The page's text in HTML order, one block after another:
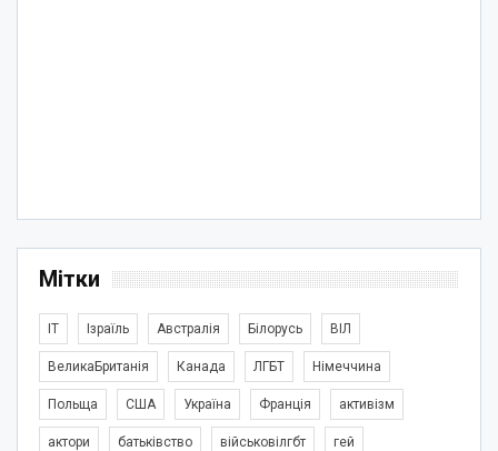
Мітки
IT Ізраїль Австралія Білорусь ВІЛ
ВеликаБританія Канада ЛГБТ Німеччина
Польща США Україна Франція активізм
актори батьківство військовілгбт гей